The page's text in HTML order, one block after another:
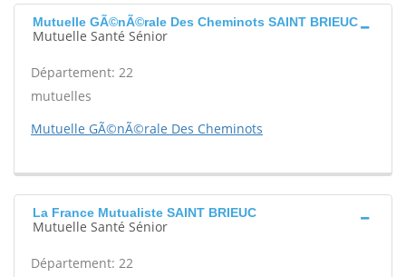
Mutuelle GÃ©nÃ©rale Des Cheminots SAINT BRIEUC
Mutuelle Santé Sénior
Département: 22
mutuelles
Mutuelle GÃ©nÃ©rale Des Cheminots
La France Mutualiste SAINT BRIEUC
Mutuelle Santé Sénior
Département: 22